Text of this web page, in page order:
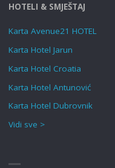
HOTELI & SMJEŠTAJ
Karta Avenue21 HOTEL
Karta Hotel Jarun
Karta Hotel Croatia
Karta Hotel Antunović
Karta Hotel Dubrovnik
Vidi sve >